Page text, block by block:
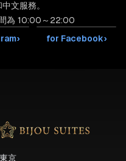
文服務。
為 10:00～22:00
› for Facebook›
東京